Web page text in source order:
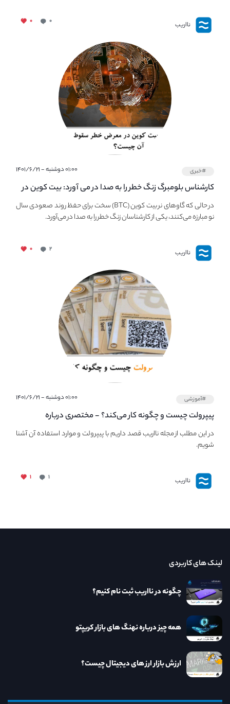
نااریب ۰ ۰
#خبری ۰۱:۰۰ دوشنبه - ۱۴۰۱/۶/۲۱
کارشناس بلومبرگ زنگ خطر را به صدا در می آورد: بیت کوین در
معرض خطر سقوط بزرگ است - دلیل آن چیست؟در حالی که گاوهای نر بیت کوین (BTC) سخت برای حفظ روند صعودی سال
نو مبارزه می‌کنند، یکی از کارشناسان زنگ خطر را به صدا در می‌آورد.
نااریب ۲ ۰
#آموزشی ۰۱:۰۰ دوشنبه - ۱۴۰۱/۶/۲۱
پیپر‌ولت چیست و چگونه کار می‌کند؟ - مختصری درباره
PaperWallet
در این مطلب از مجله نااریب قصد داریم با پیپر‌ولت و موارد استفاده آن آشنا
شویم.
نااریب ۱ ۱
لینک های کاربردی
چگونه در نااریب ثبت نام کنیم؟
همه چیز درباره نهنگ های بازار کریپتو
ارزش بازار ارز های دیجیتال چیست؟